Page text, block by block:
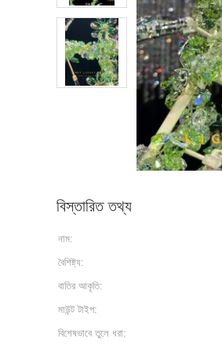
বিস্তারিত তথ্য
নাম:
বৈশিষ্ট্য:
বাতির আকৃতি:
মাউন্ট টাইপ:
বিশেষভাবে তুলে ধরা: